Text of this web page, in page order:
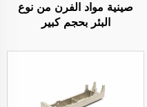
صينية مواد الفرن من نوع
البئر بحجم كبير